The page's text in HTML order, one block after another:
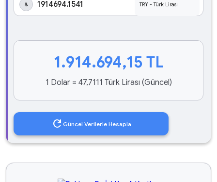
₺
1.914.694,15 TL
1 Dolar = 47,7111 Türk Lirası (Güncel)
refresh Güncel Verilerle Hesapla